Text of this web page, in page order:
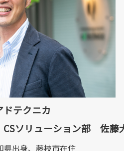
テクニカ
ソリューション部 佐藤
県出身、藤枝市在住